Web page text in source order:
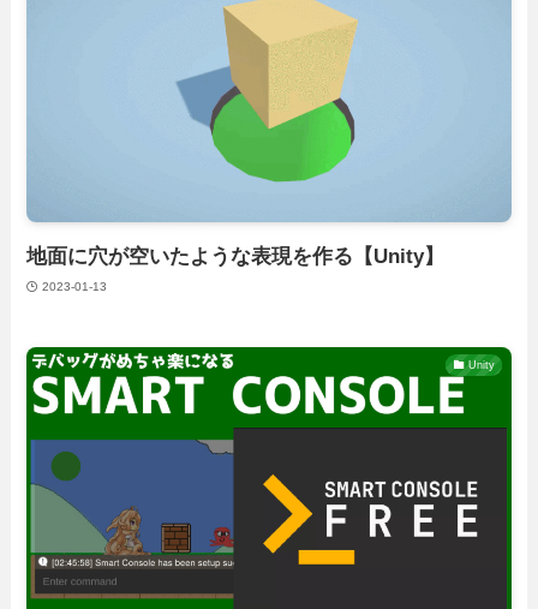
地面に穴が空いたような表現を作る【Unity】
2023-01-13
Unity